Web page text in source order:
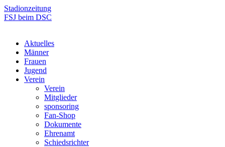
Zum
Inhalt
Stadionzeitung
FSJ beim DSC
Aktuelles
Männer
Frauen
Jugend
Verein
Verein
Mitglieder
sponsoring
Fan-Shop
Dokumente
Ehrenamt
Schiedsrichter